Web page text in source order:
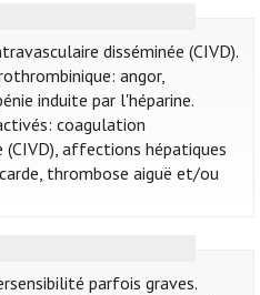
disséminée (CIVD).
angor,
induite par l'héparine.
coagulation
(CIVD), affections hépatiques
thrombose aiguë et/ou
parfois graves.